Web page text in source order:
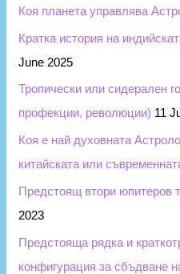
Коя планета управлява
Кратка история на
June 2025
Тропически или сидерален
профекции, революции) 11
Коя е най духовната
китайската или
Предстоящ втори юпитеров
2023
Предстояща рядка и
конфигурация за сбъдване